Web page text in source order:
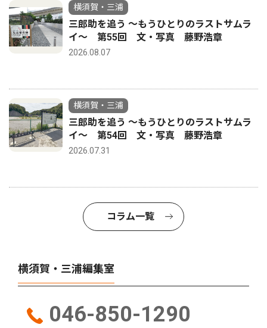
横須賀・三浦
三郎助を追う 〜もうひとりのラストサムラ
イ〜 第55回 文・写真 藤野浩章
2026.08.07
横須賀・三浦
三郎助を追う 〜もうひとりのラストサムラ
イ〜 第54回 文・写真 藤野浩章
2026.07.31
コラム一覧
横須賀・三浦編集室
046-850-1290